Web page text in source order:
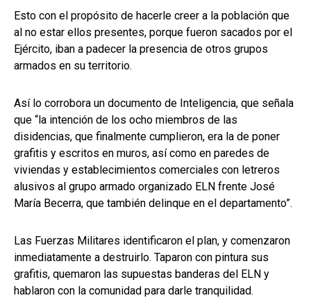
Esto con el propósito de hacerle creer a la población que
al no estar ellos presentes, porque fueron sacados por el
Ejército, iban a padecer la presencia de otros grupos
armados en su territorio.
Así lo corrobora un documento de Inteligencia, que señala
que “la intención de los ocho miembros de las
disidencias, que finalmente cumplieron, era la de poner
grafitis y escritos en muros, así como en paredes de
viviendas y establecimientos comerciales con letreros
alusivos al grupo armado organizado ELN frente José
María Becerra, que también delinque en el departamento”.
Las Fuerzas Militares identificaron el plan, y comenzaron
inmediatamente a destruirlo. Taparon con pintura sus
grafitis, quemaron las supuestas banderas del ELN y
hablaron con la comunidad para darle tranquilidad.